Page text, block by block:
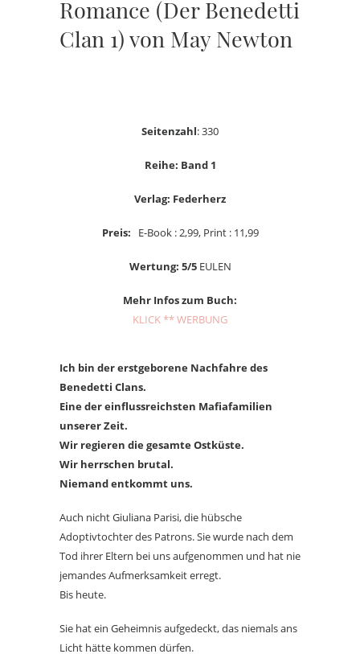
Romance (Der Benedetti
Clan 1) von May Newton
Seitenzahl: 330
Reihe: Band 1
Verlag: Federherz
Preis: E-Book : 2,99, Print : 11,99
Wertung: 5/5EULEN
Mehr Infos zum Buch:
KLICK ** WERBUNG
Ich bin der erstgeborene Nachfahre des
Benedetti Clans.
Eine der einflussreichsten Mafiafamilien
unserer Zeit.
Wir regieren die gesamte Ostküste.
Wir herrschen brutal.
Niemand entkommt uns.
Auch nicht Giuliana Parisi, die hübsche
Adoptivtochter des Patrons. Sie wurde nach dem
Tod ihrer Eltern bei uns aufgenommen und hat nie
jemandes Aufmerksamkeit erregt.
Bis heute.
Sie hat ein Geheimnis aufgedeckt, das niemals ans
Licht hätte kommen dürfen.